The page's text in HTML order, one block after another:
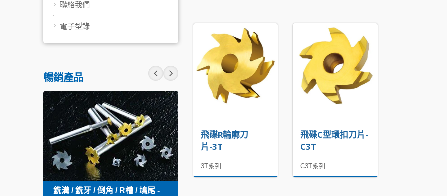
聯絡我們
電子型錄
暢銷產品
銑溝 / 銑牙 / 倒角 / R槽 / 鳩尾 -
飛碟R輪廓刀
片-3T
3T系列
飛碟C型環扣刀片-
C3T
C3T系列